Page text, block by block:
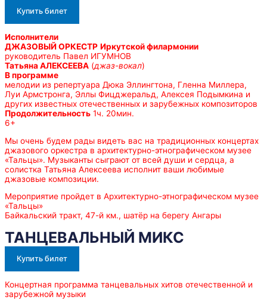
Купить билет
Исполнители
ДЖАЗОВЫЙ ОРКЕСТР Иркутской филармонии
руководитель Павел ИГУМНОВ
Татьяна АЛЕКСЕЕВА (джаз-вокал)
В программе
мелодии из репертуара Дюка Эллингтона, Гленна Миллера,
Луи Армстронга, Эллы Фицджеральд, Алексея Подымкина и
других известных отечественных и зарубежных композиторов
Продолжительность 1ч. 20мин.
6+
Мы очень будем рады видеть вас на традиционных концертах
джазового оркестра в архитектурно-этнографическом музее
«Тальцы». Музыканты сыграют от всей души и сердца, а
солистка Татьяна Алексеева исполнит ваши любимые
джазовые композиции.
Мероприятие пройдет в Архитектурно-этнографическом музее
«Тальцы»
Байкальский тракт, 47-й км., шатёр на берегу Ангары
ТАНЦЕВАЛЬНЫЙ МИКС
Купить билет
Концертная программа танцевальных хитов отечественной и
зарубежной музыки